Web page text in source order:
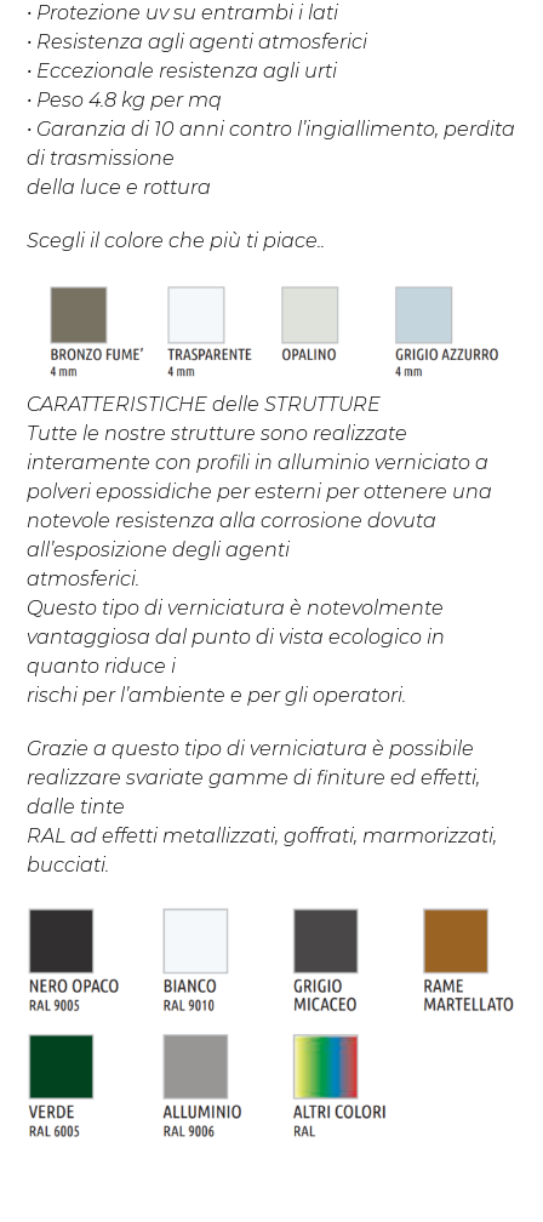
• Protezione uv su entrambi i lati
• Resistenza agli agenti atmosferici
• Eccezionale resistenza agli urti
• Peso 4.8 kg per mq
• Garanzia di 10 anni contro l’ingiallimento, perdita
di trasmissione
della luce e rottura
Scegli il colore che più ti piace..
CARATTERISTICHE delle STRUTTURE
Tutte le nostre strutture sono realizzate
interamente con profili in alluminio verniciato a
polveri epossidiche per esterni per ottenere una
notevole resistenza alla corrosione dovuta
all’esposizione degli agenti
atmosferici.
Questo tipo di verniciatura è notevolmente
vantaggiosa dal punto di vista ecologico in
quanto riduce i
rischi per l’ambiente e per gli operatori.
Grazie a questo tipo di verniciatura è possibile
realizzare svariate gamme di finiture ed effetti,
dalle tinte
RAL ad effetti metallizzati, goffrati, marmorizzati,
bucciati.